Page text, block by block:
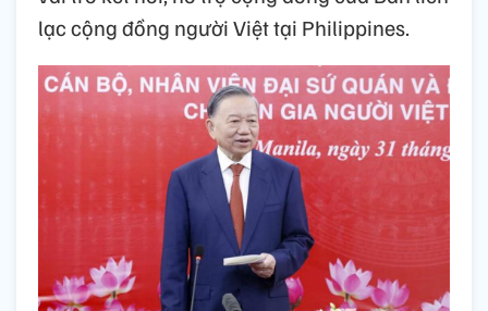
lạc cộng đồng người Việt tại Philippines.